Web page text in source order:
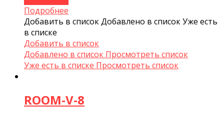
Подробнее
Добавить в списокДобавлено в списокУже есть
в списке
Добавить в список
Добавлено в список Просмотреть список
Уже есть в списке Просмотреть список
ROOM-V-8